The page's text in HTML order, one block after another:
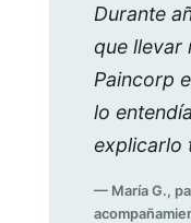
Durante
que llevar
Paincorp
lo
explicarlo
— María G.,